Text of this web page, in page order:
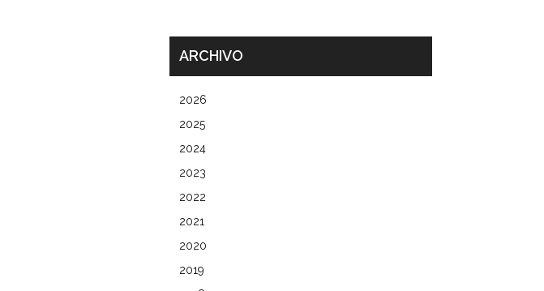
ARCHIVO
2026
2025
2024
2023
2022
2021
2020
2019